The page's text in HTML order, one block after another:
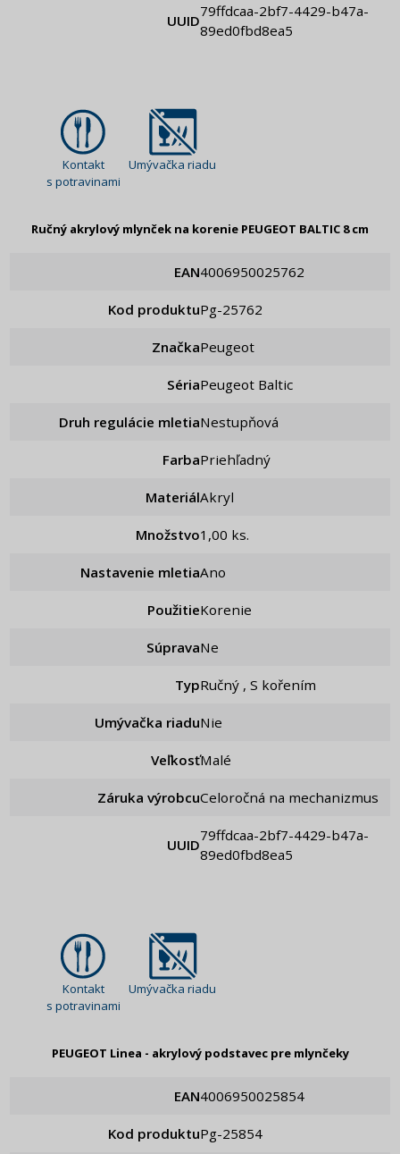
UUID
79ffdcaa-2bf7-4429-b47a-
89ed0fbd8ea5
Kontakt
s potravinami
Umývačka riadu
Ručný akrylový mlynček na korenie PEUGEOT BALTIC 8 cm
EAN 4006950025762
Kod produktu pg-25762
Značka Peugeot
Séria Peugeot Baltic
Druh regulácie mletia Nestupňová
Farba Priehľadný
Materiál Akryl
Množstvo 1,00 ks.
Nastavenie mletia ano
Použitie Korenie
Súprava ne
Typ Ručný , S kořením
Umývačka riadu Nie
Veľkosť Malé
Záruka výrobcu Celoročná na mechanizmus
UUID
79ffdcaa-2bf7-4429-b47a-
89ed0fbd8ea5
Kontakt
s potravinami
Umývačka riadu
PEUGEOT Linea - akrylový podstavec pre mlynčeky
EAN 4006950025854
Kod produktu pg-25854